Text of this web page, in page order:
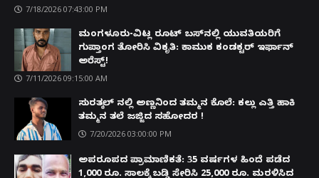
7/18/2026 07:43:00 PM
ಮಂಗಳೂರು-ವಿಟ್ಲ ರೂಟ್ ಬಸ್‌ನಲ್ಲಿ ಯುವತಿಯರಿಗೆ
ಗುಪ್ತಾಂಗ ತೋರಿಸಿ ವಿಕೃತಿ: ಕಾಮುಕ ಕಂಡಕ್ಟರ್ ಇರ್ಫಾನ್
ಅರೆಸ್ಟ್!
7/11/2026 09:15:00 AM
ಸುರತ್ಕಲ್ ನಲ್ಲಿ ಅಣ್ಣನಿಂದ ತಮ್ಮನ ಕೊಲೆ: ಕಲ್ಲು ಎತ್ತಿ ಹಾಕಿ
ತಮ್ಮನ ತಲೆ ಜಜ್ಜಿದ ಸಹೋದರ !
7/20/2026 03:00:00 PM
ಅಪರೂಪದ ಪ್ರಾಮಾಣಿಕತೆ: 35 ವರ್ಷಗಳ ಹಿಂದೆ ಪಡೆದ
1,000 ರೂ. ಸಾಲಕ್ಕೆ ಬಡ್ಡಿ ಸೇರಿಸಿ 25,000 ರೂ. ಮರಳಿಸಿದ